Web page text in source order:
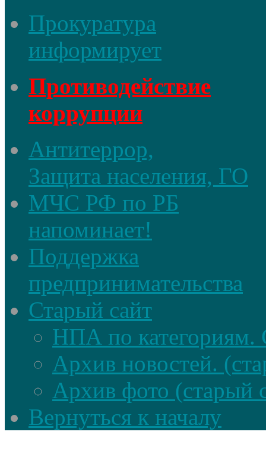
Прокуратура
информирует
Противодействие
коррупции
Антитеррор,
Защита населения, ГО
МЧС РФ по РБ
напоминает!
Поддержка
предпринимательства
Старый сайт
НПА по категориям.
Архив новостей.
Архив фото (старый
Вернуться к началу